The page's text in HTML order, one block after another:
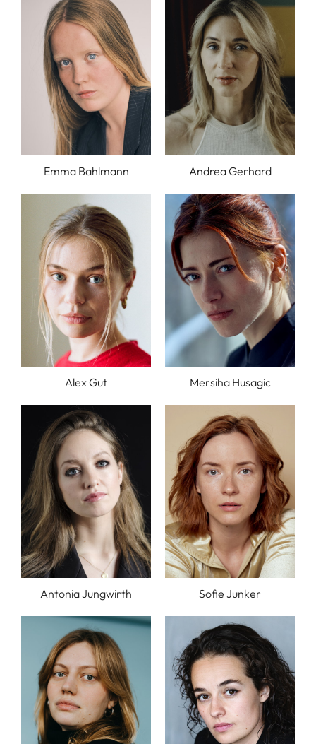
Emma Bahlmann Andrea Gerhard
Alex Gut Mersiha Husagic
Antonia Jungwirth Sofie Junker